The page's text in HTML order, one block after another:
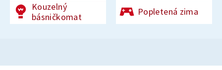
Kouzelný
básničkomat
Popletená zima